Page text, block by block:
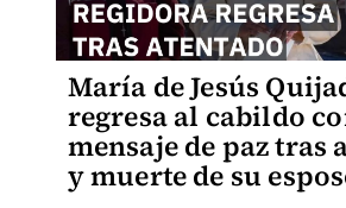
María de Jesús
regresa al cabildo
mensaje de paz tras
y muerte de su